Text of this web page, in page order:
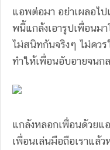
แอพต่อมา อย่าเผลอไ
พนี้แกล้งเอารูปเพื่อนม
ไม่สนิทกันจริงๆ ไม่ควร
ทำให้เพื่อนอับอายจนก
แกล้งหลอกเพื่อนด้วย
เพื่อนเล่นมือถือเราแล้